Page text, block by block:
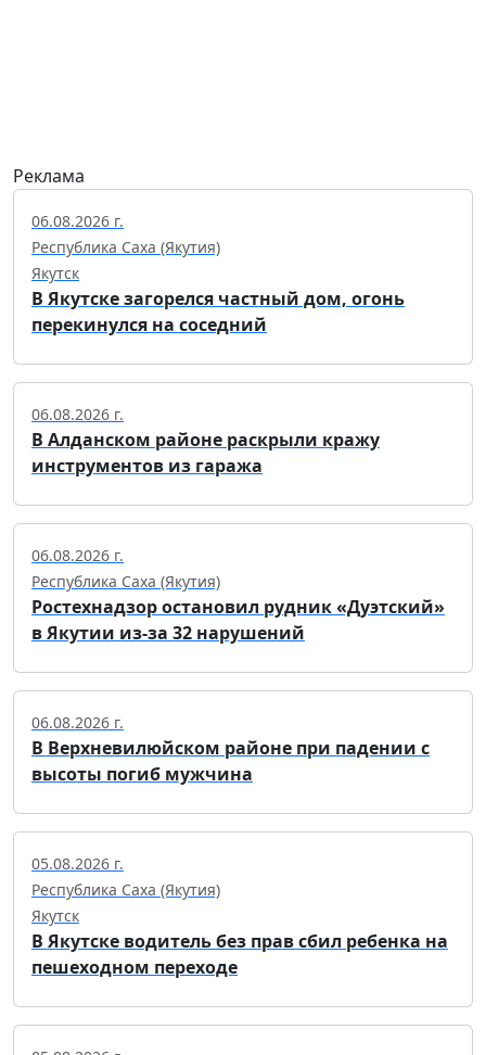
Реклама
06.08.2026 г.
Республика Саха (Якутия)
Якутск
В Якутске загорелся частный дом, огонь
перекинулся на соседний
06.08.2026 г.
В Алданском районе раскрыли кражу
инструментов из гаража
06.08.2026 г.
Республика Саха (Якутия)
Ростехнадзор остановил рудник «Дуэтский»
в Якутии из-за 32 нарушений
06.08.2026 г.
В Верхневилюйском районе при падении с
высоты погиб мужчина
05.08.2026 г.
Республика Саха (Якутия)
Якутск
В Якутске водитель без прав сбил ребенка на
пешеходном переходе